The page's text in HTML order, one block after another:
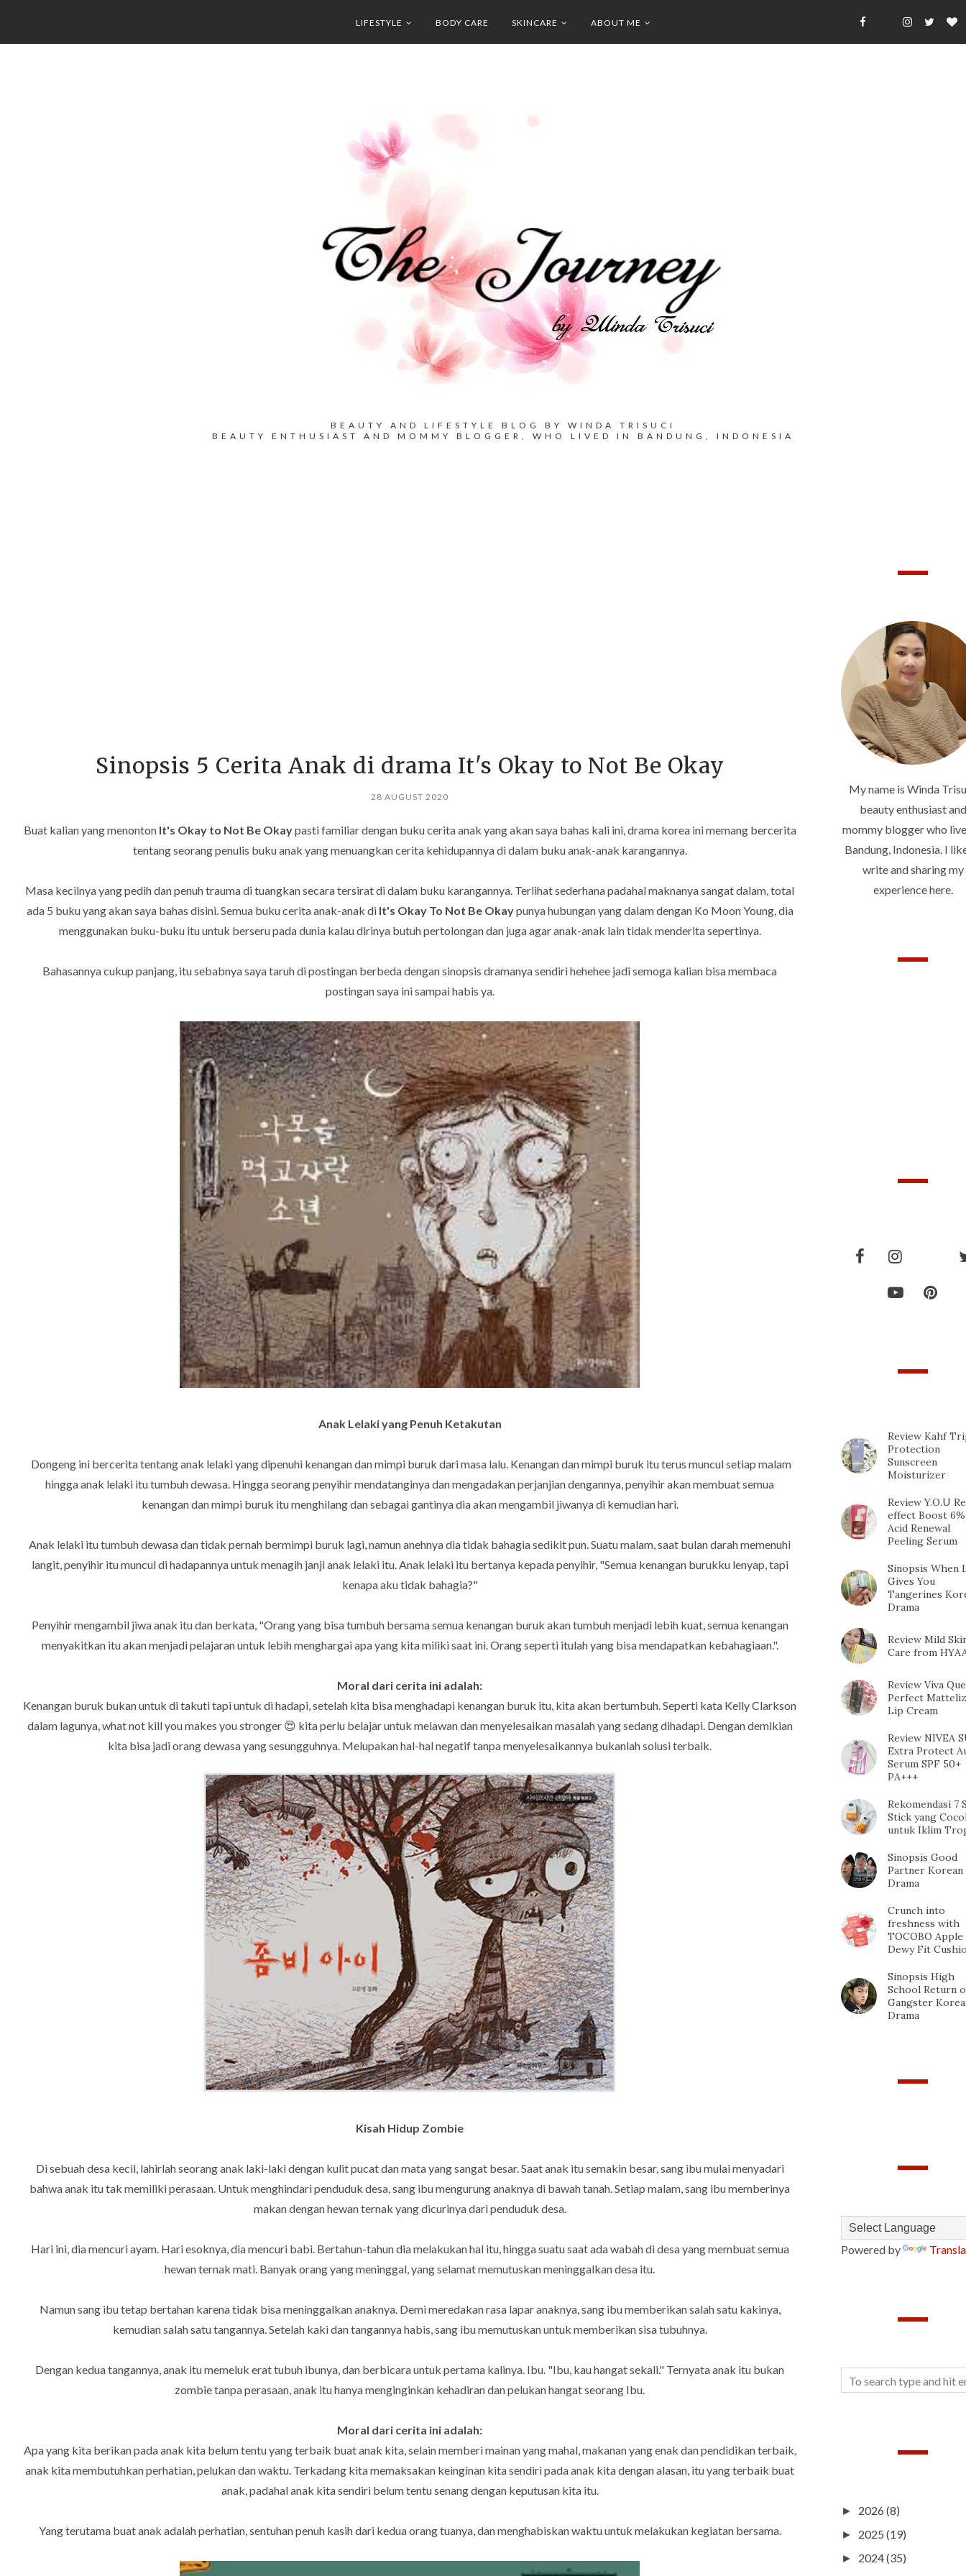
LIFESTYLE BODY CARE SKINCARE ABOUT ME
BEAUTY AND LIFESTYLE BLOG BY WINDA TRISUCI
BEAUTY ENTHUSIAST AND MOMMY BLOGGER, WHO LIVED IN BANDUNG, INDONESIA
Sinopsis 5 Cerita Anak di drama It's Okay to Not Be Okay
28 AUGUST 2020
Buat kalian yang menonton It's Okay to Not Be Okaypasti familiar dengan buku cerita anak yang akan saya bahas kali ini, drama korea ini memang bercerita
tentang seorang penulis buku anak yang menuangkan cerita kehidupannya di dalam buku anak-anak karangannya.
Masa kecilnya yang pedih dan penuh trauma di tuangkan secara tersirat di dalam buku karangannya. Terlihat sederhana padahal maknanya sangat dalam, total
ada 5 buku yang akan saya bahas disini. Semua buku cerita anak-anak di It's Okay To Not Be Okaypunya hubungan yang dalam dengan Ko Moon Young, dia
menggunakan buku-buku itu untuk berseru pada dunia kalau dirinya butuh pertolongan dan juga agar anak-anak lain tidak menderita sepertinya.
Bahasannya cukup panjang, itu sebabnya saya taruh di postingan berbeda dengan sinopsis dramanya sendiri hehehee jadi semoga kalian bisa membaca
postingan saya ini sampai habis ya.
Anak Lelaki yang Penuh Ketakutan
Dongeng ini bercerita tentang anak lelaki yang dipenuhi kenangan dan mimpi buruk dari masa lalu. Kenangan dan mimpi buruk itu terus muncul setiap malam
hingga anak lelaki itu tumbuh dewasa. Hingga seorang penyihir mendatanginya dan mengadakan perjanjian dengannya, penyihir akan membuat semua
kenangan dan mimpi buruk itu menghilang dan sebagai gantinya dia akan mengambil jiwanya di kemudian hari.
Anak lelaki itu tumbuh dewasa dan tidak pernah bermimpi buruk lagi, namun anehnya dia tidak bahagia sedikit pun. Suatu malam, saat bulan darah memenuhi
langit, penyihir itu muncul di hadapannya untuk menagih janji anak lelaki itu. Anak lelaki itu bertanya kepada penyihir, "Semua kenangan burukku lenyap, tapi
kenapa aku tidak bahagia?"
Penyihir mengambil jiwa anak itu dan berkata, "Orang yang bisa tumbuh bersama semua kenangan buruk akan tumbuh menjadi lebih kuat, semua kenangan
menyakitkan itu akan menjadi pelajaran untuk lebih menghargai apa yang kita miliki saat ini. Orang seperti itulah yang bisa mendapatkan kebahagiaan.".
Moral dari cerita ini adalah:
Kenangan buruk bukan untuk di takuti tapi untuk di hadapi, setelah kita bisa menghadapi kenangan buruk itu, kita akan bertumbuh. Seperti kata Kelly Clarkson
dalam lagunya, what not kill you makes you stronger 😍 kita perlu belajar untuk melawan dan menyelesaikan masalah yang sedang dihadapi. Dengan demikian
kita bisa jadi orang dewasa yang sesungguhnya. Melupakan hal-hal negatif tanpa menyelesaikannya bukanlah solusi terbaik.
Kisah Hidup Zombie
Di sebuah desa kecil, lahirlah seorang anak laki-laki dengan kulit pucat dan mata yang sangat besar. Saat anak itu semakin besar, sang ibu mulai menyadari
bahwa anak itu tak memiliki perasaan. Untuk menghindari penduduk desa, sang ibu mengurung anaknya di bawah tanah. Setiap malam, sang ibu memberinya
makan dengan hewan ternak yang dicurinya dari penduduk desa.
Hari ini, dia mencuri ayam. Hari esoknya, dia mencuri babi. Bertahun-tahun dia melakukan hal itu, hingga suatu saat ada wabah di desa yang membuat semua
hewan ternak mati. Banyak orang yang meninggal, yang selamat memutuskan meninggalkan desa itu.
Namun sang ibu tetap bertahan karena tidak bisa meninggalkan anaknya. Demi meredakan rasa lapar anaknya, sang ibu memberikan salah satu kakinya,
kemudian salah satu tangannya. Setelah kaki dan tangannya habis, sang ibu memutuskan untuk memberikan sisa tubuhnya.
Dengan kedua tangannya, anak itu memeluk erat tubuh ibunya, dan berbicara untuk pertama kalinya. Ibu. "Ibu, kau hangat sekali." Ternyata anak itu bukan
zombie tanpa perasaan, anak itu hanya menginginkan kehadiran dan pelukan hangat seorang Ibu.
Moral dari cerita ini adalah:
Apa yang kita berikan pada anak kita belum tentu yang terbaik buat anak kita, selain memberi mainan yang mahal, makanan yang enak dan pendidikan terbaik,
anak kita membutuhkan perhatian, pelukan dan waktu. Terkadang kita memaksakan keinginan kita sendiri pada anak kita dengan alasan, itu yang terbaik buat
anak, padahal anak kita sendiri belum tentu senang dengan keputusan kita itu.
Yang terutama buat anak adalah perhatian, sentuhan penuh kasih dari kedua orang tuanya, dan menghabiskan waktu untuk melakukan kegiatan bersama.
My name is Winda
beauty enthusiast and
mommy blogger who
Bandung, Indonesia. I
write and sharing my
experience here.
Review Kahf
Protection
Sunscreen
Moisturizer
Review Y.O.U
effect Boost 6%
Acid Renewal
Peeling Serum
Sinopsis When
Gives You
Tangerines
Drama
Review Mild
Care from
Review Viva
Perfect
Lip Cream
Review NIVEA
Extra Protect
Serum SPF 50+
PA+++
Rekomendasi 7
Stick yang
untuk Iklim
Sinopsis Good
Partner Korean
Drama
Crunch into
freshness with
TOCOBO Apple
Dewy Fit
Sinopsis High
School Return
Gangster
Drama
Powered by
► 2026 (8)
► 2025 (19)
► 2024(35)